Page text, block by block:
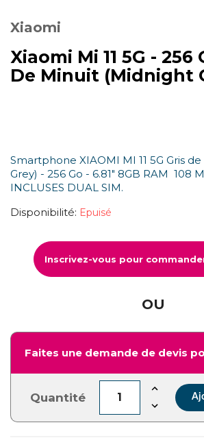
Xiaomi
Xiaomi Mi 11 5G - 256
De Minuit (Midnight
Smartphone XIAOMI MI 11 5G Gris
Grey) - 256 Go - 6.81" 8GB RAM 108
INCLUSES DUAL SIM.
Disponibilité: Epuisé
Inscrivez-vous pour
OU
Faites une demande de devis
Quantité